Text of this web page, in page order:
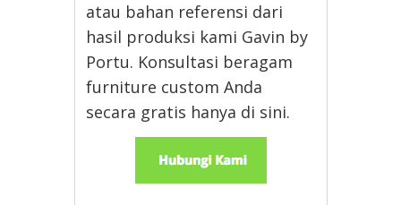
atau bahan referensi dari
hasil produksi kami Gavin by
Portu. Konsultasi beragam
furniture custom Anda
secara gratis hanya di sini.